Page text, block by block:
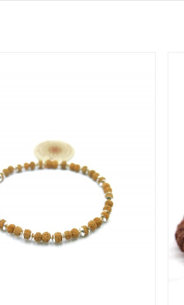
DETAILS